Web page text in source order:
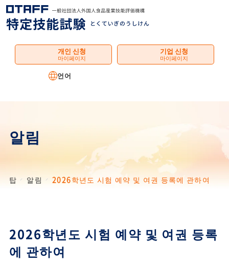
개인 신청
마이페이지
기업 신청
마이페이지
언어
알림
탑 알림 2026학년도 시험 예약 및 여권 등록에 관하여
2026학년도 시험 예약 및 여권 등록
에 관하여